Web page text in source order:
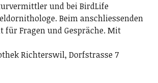
und bei BirdLife
Beim anschliessenden
für Fragen und Gespräche. Mit
Richterswil, Dorfstrasse 7